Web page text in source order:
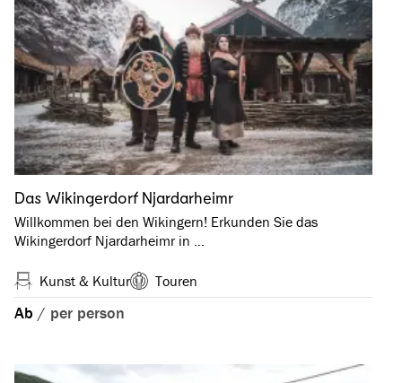
Das Wikingerdorf Njardarheimr
Willkommen bei den Wikingern! Erkunden Sie das
Wikingerdorf Njardarheimr in …
Kunst & Kultur Touren
Ab / per person